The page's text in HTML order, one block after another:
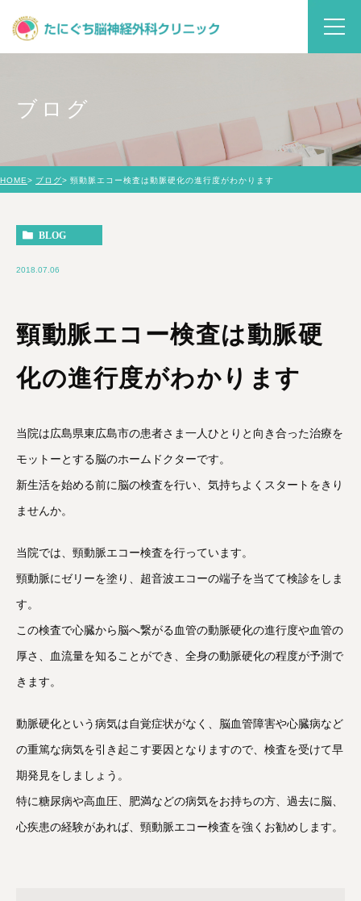
ブログ
HOME ブログ 頸動脈エコー検査は動脈硬化の進行度がわかります
BLOG
2018.07.06
頸動脈エコー検査は動脈硬
化の進行度がわかります
当院は広島県東広島市の患者さま一人ひとりと向き合った治療を
モットーとする脳のホームドクターです。
新生活を始める前に脳の検査を行い、気持ちよくスタートをきり
ませんか。
当院では、頸動脈エコー検査を行っています。
頸動脈にゼリーを塗り、超音波エコーの端子を当てて検診をしま
す。
この検査で心臓から脳へ繋がる血管の動脈硬化の進行度や血管の
厚さ、血流量を知ることができ、全身の動脈硬化の程度が予測で
きます。
動脈硬化という病気は自覚症状がなく、脳血管障害や心臓病など
の重篤な病気を引き起こす要因となりますので、検査を受けて早
期発見をしましょう。
特に糖尿病や高血圧、肥満などの病気をお持ちの方、過去に脳、
心疾患の経験があれば、頸動脈エコー検査を強くお勧めします。